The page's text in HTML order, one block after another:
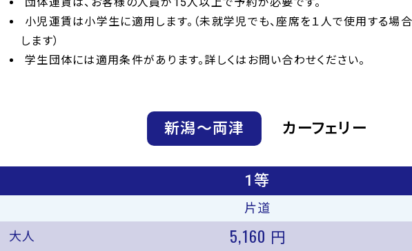
小児運賃は小学生に適用します。（未就学児でも、座席を１人で使用する場
します）
学生団体には適用条件があります。詳しくはお問い合わせください。
新潟〜両津 カーフェリー
1等
片道
大人
5,160 円